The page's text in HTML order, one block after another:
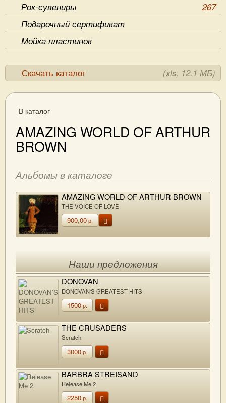
Рок-сувениры
267
Подарочный сертификат
Мойка пластинок
Скачать каталог (xls, 12.1 МБ)
В каталог
AMAZING WORLD OF ARTHUR
BROWN
Альбомы в каталоге
AMAZING WORLD OF ARTHUR BROWN
THE VOICE OF LOVE
900,00р.
Наши предложения
DONOVAN
DONOVAN'S GREATEST HITS
1500р.
THE CRUSADERS
Scratch
3000р.
BARBRA STREISAND
Release Me 2
2250р.